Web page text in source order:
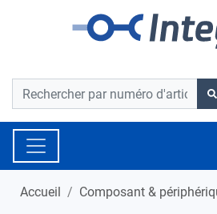
Barre de recherche
Barre de recherche
Accueil Composant &